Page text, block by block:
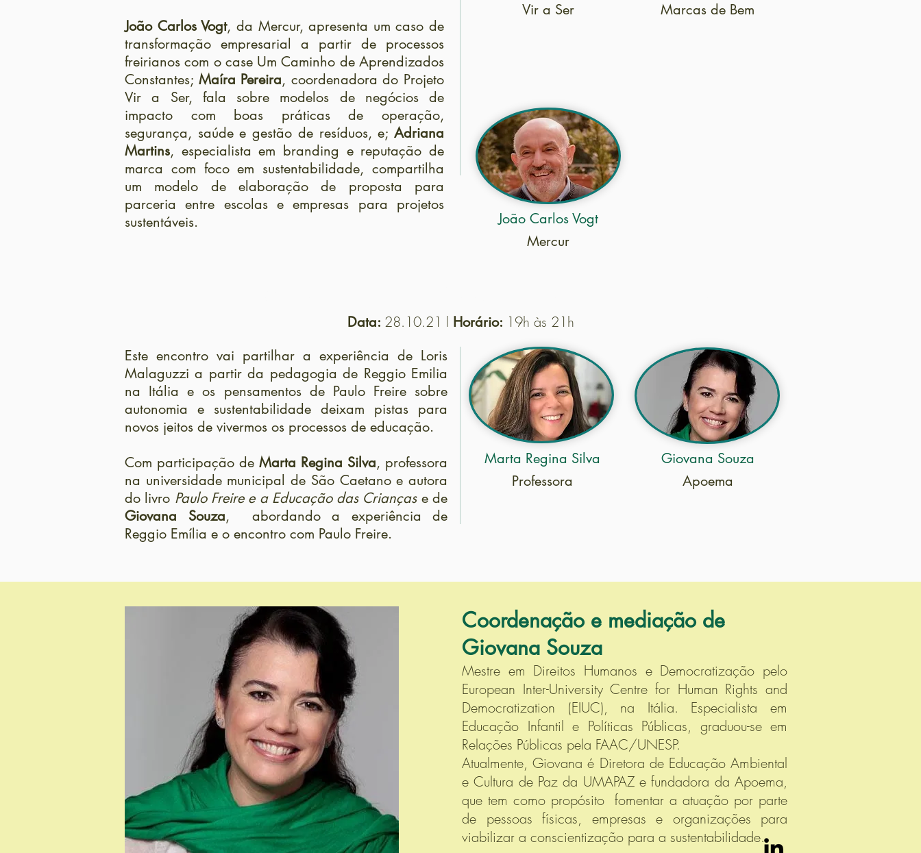
João Carlos Vogt, da Mercur, apresenta um caso de
transformação empresarial a partir de processos
freirianos com o case Um Caminho de Aprendizados
Constantes; Maíra Pereira, coordenadora do Projeto
Vir a Ser, fala sobre modelos de negócios de
impacto com boas práticas de operação,
segurança, saúde e gestão de resíduos, e; Adriana
Martins, especialista em branding e reputação de
marca com foco em sustentabilidade, compartilha
um modelo de elaboração de proposta para
parceria entre escolas e empresas para projetos
sustentáveis.
Vir a Ser
João Carlos Vogt
Mercur
Marcas de Bem
Data: 28.10.21 l Horário: 19h às 21h
Este encontro vai partilhar a experiência de Loris
Malaguzzi a partir da pedagogia de Reggio Emilia
na Itália e os pensamentos de Paulo Freire sobre
autonomia e sustentabilidade deixam pistas para
novos jeitos de vivermos os processos de educação.
Com participação de Marta Regina Silva, professora
na universidade municipal de São Caetano e autora
do livro Paulo Freire e a Educação das Crianças e de
Giovana Souza, abordando a experiência de
Reggio Emília e o encontro com Paulo Freire.
Marta Regina Silva
Professora
Giovana Souza
Apoema
Coordenação e mediação de
Giovana Souza
Mestre em Direitos Humanos e Democratização pelo
European Inter-University Centre for Human Rights and
Democratization (EIUC), na Itália. Especialista em
Educação Infantil e Políticas Públicas, graduou-se em
Relações Públicas pela FAAC/UNESP.
Atualmente, Giovana é Diretora de Educação Ambiental
e Cultura de Paz da UMAPAZ e fundadora da Apoema,
que tem como propósito fomentar a atuação por parte
de pessoas físicas, empresas e organizações para
viabilizar a conscientização para a sustentabilidade.